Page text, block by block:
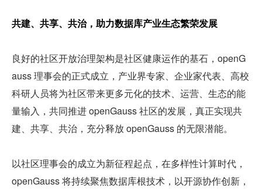
共建、共享、共治，助力数据库产业生态繁荣发展
良好的社区开放治理架构是社区健康运作的基石，openG
auss 理事会的正式成立，产业界专家、企业家代表、高校
科研人员将为社区带来更多元化的技术、运营、生态的能
量输入，共同推进 openGauss 社区的发展，真正实现共
建、共享、共治，充分释放 openGauss 的无限潜能。
以社区理事会的成立为新征程起点，在多样性计算时代，
openGauss 将持续聚焦数据库根技术，以开源协作创新，